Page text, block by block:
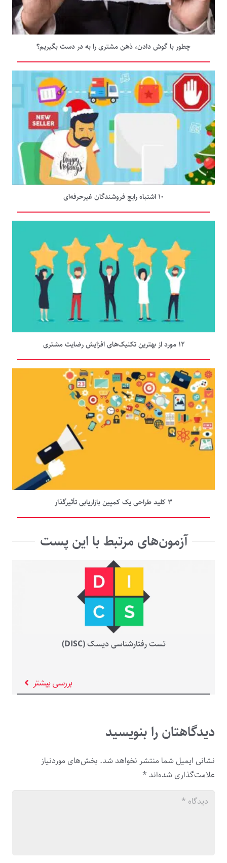
چطور با گوش دادن، ذهن مشتری را به در دست بگیریم؟
۱۰ اشتباه رایج فروشندگان غیرحرفه‌ای
۱۲ مورد از بهترین تکنیک‌های افزایش رضایت مشتری
۳ کلید طراحی یک کمپین بازاریابی تأثیرگذار
آزمون‌های مرتبط با این پست
تست رفتارشناسی دیسک (DISC)
بررسی بیشتر
دیدگاهتان را بنویسید
نشانی ایمیل شما منتشر نخواهد شد. بخش‌های موردنیاز
علامت‌گذاری شده‌اند *